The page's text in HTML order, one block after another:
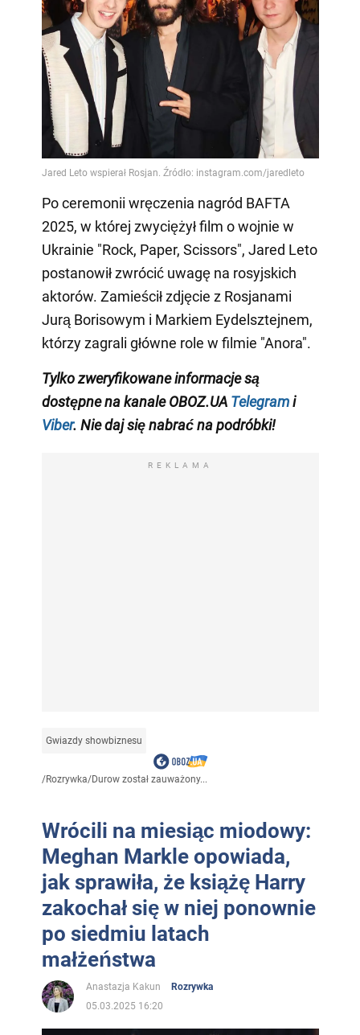
Po ceremonii wręczenia nagród BAFTA
2025, w której zwyciężył film o wojnie w
Ukrainie "Rock, Paper, Scissors", Jared Leto
postanowił zwrócić uwagę na rosyjskich
aktorów. Zamieścił zdjęcie z Rosjanami
Jurą Borisowym i Markiem Eydelsztejnem,
którzy zagrali główne role w filmie "Anora".
Tylkozweryfikowane informacje są
dostępne nakanaleOBOZ.UA Telegrami
Viber. Nie daj się nabrać na podróbki!
REKLAMA
Gwiazdy showbiznesu
/Rozrywka/Durow został zauważony...
Wrócili na miesiąc miodowy:
Meghan Markle opowiada,
jak sprawiła, że książę Harry
zakochał się w niej ponownie
po siedmiu latach
małżeństwa
Anastazja Kakun
Rozrywka
05.03.2025 16:20